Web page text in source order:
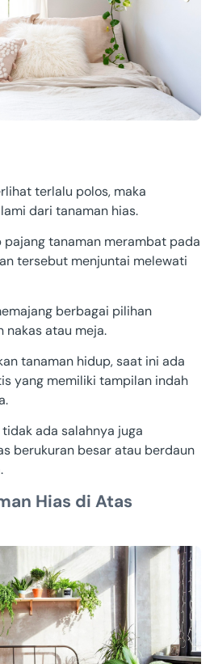
terlalu polos, maka
dari tanaman hias.
pajang tanaman merambat pada
tersebut menjuntai melewati
berbagai pilihan
nakas atau meja.
tanaman hidup, saat ini ada
yang memiliki tampilan indah
ada salahnya juga
berukuran besar atau berdaun
Hias di Atas